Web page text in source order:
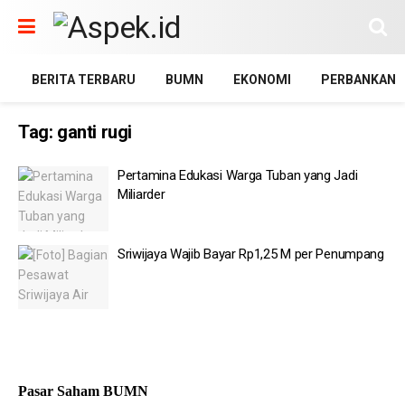
BERITA TERBARU BUMN EKONOMI PERBANKAN
Tag: ganti rugi
Pertamina Edukasi Warga Tuban yang Jadi
Miliarder
Sriwijaya Wajib Bayar Rp1,25 M per Penumpang
Pasar Saham BUMN